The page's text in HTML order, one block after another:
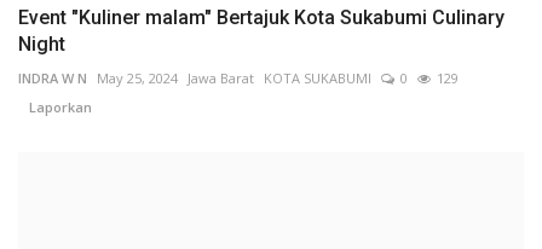
Event "Kuliner malam" Bertajuk Kota Sukabumi Culinary
Night
INDRA W N May 25, 2024 Jawa Barat KOTA SUKABUMI 0
129
Laporkan